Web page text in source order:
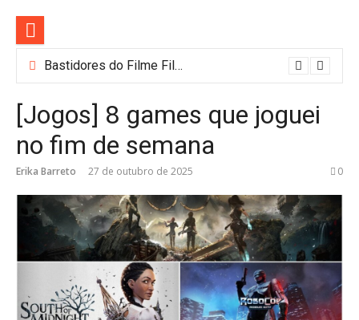
conteúdo
Bastidores do Filme Filhos de Sangue e Osso Revelam a Magia de Orïsha
[Jogos] 8 games que joguei
no fim de semana
Erika Barreto 27 de outubro de 2025 0